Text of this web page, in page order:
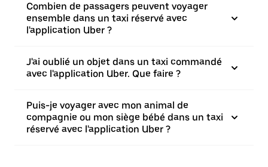
Combien de passagers peuvent voyager
ensemble dans un taxi réservé avec
l'application Uber ?
J'ai oublié un objet dans un taxi commandé
avec l'application Uber. Que faire ?
Puis-je voyager avec mon animal de
compagnie ou mon siège bébé dans un taxi
réservé avec l'application Uber ?